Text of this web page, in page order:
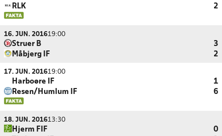
RLK
2
16. JUN. 201619:00
Struer B
3
Måbjerg IF
2
17. JUN. 201619:00
Harboøre IF
1
Resen/Humlum IF
6
18. JUN. 201613:30
Hjerm FIF
0